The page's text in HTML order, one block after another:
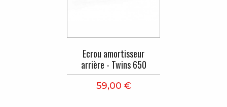
Ecrou amortisseur
arrière - Twins 650
59,00 €